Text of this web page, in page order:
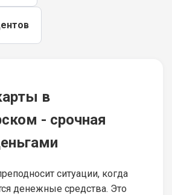
в
- срочная
ситуации, когда
денежные средства. Это